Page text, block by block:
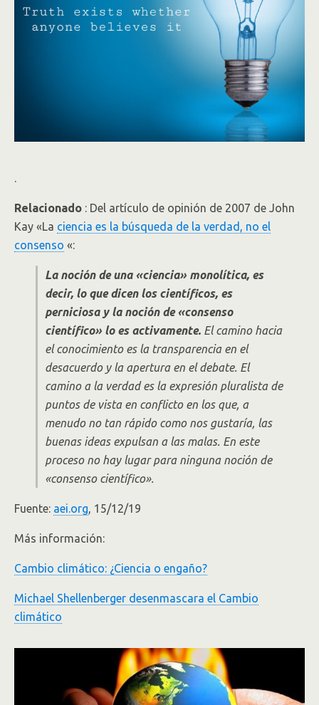
.
Relacionado : Del artículo de opinión de 2007 de John
Kay «La ciencia es la búsqueda de la verdad, no el
consenso «:
La noción de una «ciencia» monolítica, es
decir, lo que dicen los científicos, es
perniciosa y la noción de «consenso
científico» lo es activamente. El camino hacia
el conocimiento es la transparencia en el
desacuerdo y la apertura en el debate. El
camino a la verdad es la expresión pluralista de
puntos de vista en conflicto en los que, a
menudo no tan rápido como nos gustaría, las
buenas ideas expulsan a las malas. En este
proceso no hay lugar para ninguna noción de
«consenso científico».
Fuente: aei.org, 15/12/19
Más información:
Cambio climático: ¿Ciencia o engaño?
Michael Shellenberger desenmascara el Cambio
climático